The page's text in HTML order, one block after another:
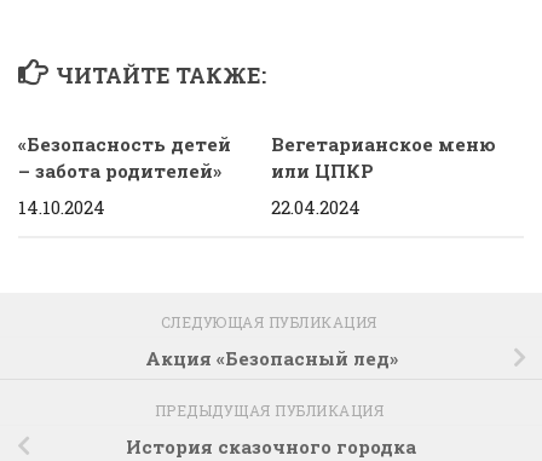
ЧИТАЙТЕ ТАКЖЕ:
«Безопасность детей
– забота родителей»
14.10.2024
Вегетарианское меню
или ЦПКР
22.04.2024
СЛЕДУЮЩАЯ ПУБЛИКАЦИЯ
Акция «Безопасный лед»
ПРЕДЫДУЩАЯ ПУБЛИКАЦИЯ
История сказочного городка